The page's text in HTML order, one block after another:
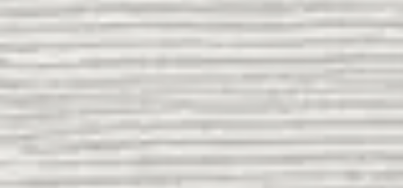
"Dan di antara tanda-tanda (kebesaran)-Nya ialah Dia
menciptakan pasangan-pasangan untukmu dari jenismu
dan sayang. Sungguh, pada yang demikian itu benar-benar
terdapat tanda-tanda (kebesaran Allah) bagi kaum yang